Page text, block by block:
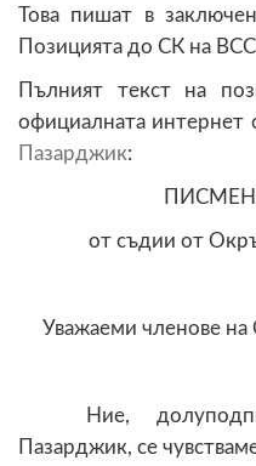
Това пишат в
Позицията до СК на
Пълният текст на
официалната интернет
Пазарджик:
от съдии от
Уважаеми членове на
Ние,
Пазарджик, се